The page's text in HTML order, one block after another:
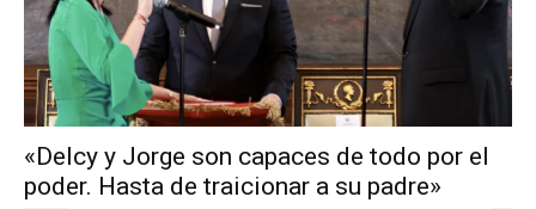
«Delcy y Jorge son capaces de todo por el
poder. Hasta de traicionar a su padre»